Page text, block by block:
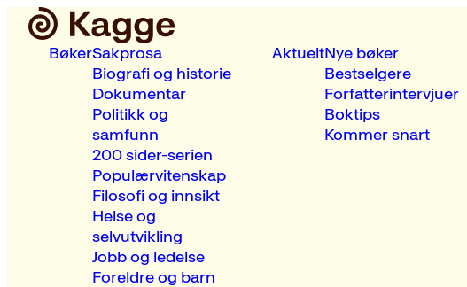
BøkerSakprosa
Biografi og historie
Dokumentar
Politikk og
samfunn
200 sider-serien
Populærvitenskap
Filosofi og innsikt
Helse og
selvutvikling
Jobb og ledelse
Foreldre og barn
AktueltNye bøker
Bestselgere
Forfatterintervjuer
Boktips
Kommer snart